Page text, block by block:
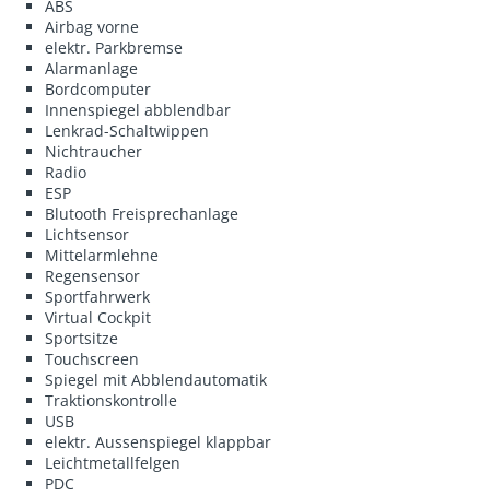
ABS
Airbag vorne
elektr. Parkbremse
Alarmanlage
Bordcomputer
Innenspiegel abblendbar
Lenkrad-Schaltwippen
Nichtraucher
Radio
ESP
Blutooth Freisprechanlage
Lichtsensor
Mittelarmlehne
Regensensor
Sportfahrwerk
Virtual Cockpit
Sportsitze
Touchscreen
Spiegel mit Abblendautomatik
Traktionskontrolle
USB
elektr. Aussenspiegel klappbar
Leichtmetallfelgen
PDC